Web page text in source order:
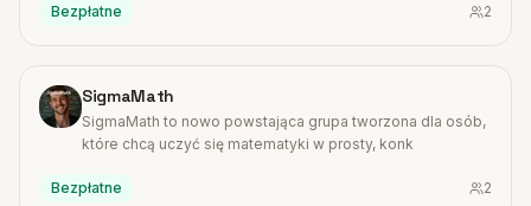
Bezpłatne 2
#16 SigmaMath
SigmaMath to nowo powstająca grupa tworzona dla osób,
które chcą uczyć się matematyki w prosty, konk
Bezpłatne 2